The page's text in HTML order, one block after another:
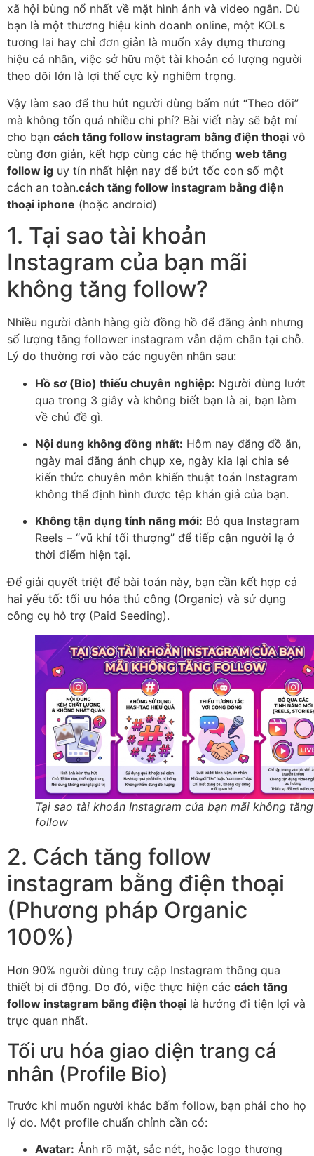
xã hội bùng nổ nhất về mặt hình ảnh và video ngắn. Dù
bạn là một thương hiệu kinh doanh online, một KOLs
tương lai hay chỉ đơn giản là muốn xây dựng thương
hiệu cá nhân, việc sở hữu một tài khoản có lượng người
theo dõi lớn là lợi thế cực kỳ nghiêm trọng.
Vậy làm sao để thu hút người dùng bấm nút “Theo dõi”
mà không tốn quá nhiều chi phí? Bài viết này sẽ bật mí
cho bạn cách tăng follow instagram bằng điện thoại vô
cùng đơn giản, kết hợp cùng các hệ thống web tăng
follow ig uy tín nhất hiện nay để bứt tốc con số một
cách an toàn.cách tăng follow instagram bằng điện
thoại iphone (hoặc android)
1. Tại sao tài khoản
Instagram của bạn mãi
không tăng follow?
Nhiều người dành hàng giờ đồng hồ để đăng ảnh nhưng
số lượng tăng follower instagram vẫn dậm chân tại chỗ.
Lý do thường rơi vào các nguyên nhân sau:
Hồ sơ (Bio) thiếu chuyên nghiệp: Người dùng lướt
qua trong 3 giây và không biết bạn là ai, bạn làm
về chủ đề gì.
Nội dung không đồng nhất: Hôm nay đăng đồ ăn,
ngày mai đăng ảnh chụp xe, ngày kia lại chia sẻ
kiến thức chuyên môn khiến thuật toán Instagram
không thể định hình được tệp khán giả của bạn.
Không tận dụng tính năng mới: Bỏ qua Instagram
Reels – “vũ khí tối thượng” để tiếp cận người lạ ở
thời điểm hiện tại.
Để giải quyết triệt để bài toán này, bạn cần kết hợp cả
hai yếu tố: tối ưu hóa thủ công (Organic) và sử dụng
công cụ hỗ trợ (Paid Seeding).
Tại sao tài khoản Instagram của bạn mãi không tăng
follow
2. Cách tăng follow
instagram bằng điện thoại
(Phương pháp Organic
100%)
Hơn 90% người dùng truy cập Instagram thông qua
thiết bị di động. Do đó, việc thực hiện các cách tăng
follow instagram bằng điện thoại là hướng đi tiện lợi và
trực quan nhất.
Tối ưu hóa giao diện trang cá
nhân (Profile Bio)
Trước khi muốn người khác bấm follow, bạn phải cho họ
lý do. Một profile chuẩn chỉnh cần có:
Avatar: Ảnh rõ mặt, sắc nét, hoặc logo thương